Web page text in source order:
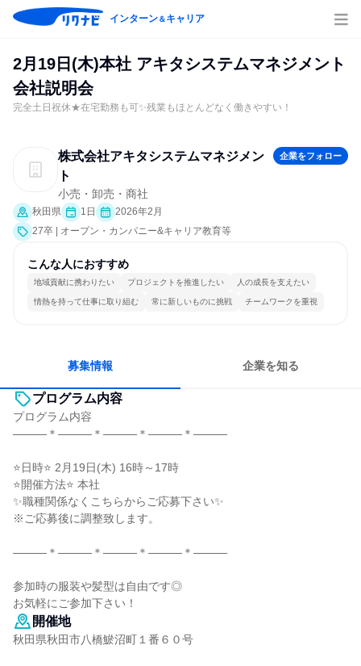
インターン＆キャリア
2月19日(木)本社 アキタシステムマネジメント
会社説明会
完全土日祝休★在宅勤務も可✨残業もほとんどなく働きやすい！
株式会社アキタシステムマネジメン
ト
企業をフォロー
小売・卸売・商社
秋田県 1日
2026年2月
27卒 | オープン・カンパニー&キャリア教育等
こんな人におすすめ
地域貢献に携わりたい プロジェクトを推進したい 人の成長を支えたい
情熱を持って仕事に取り組む 常に新しいものに挑戦 チームワークを重視
募集情報 企業を知る
プログラム内容
プログラム内容
―――＊―――＊―――＊―――＊―――
⭐日時⭐ 2月19日(木) 16時～17時
⭐開催方法⭐ 本社
✨職種関係なくこちらからご応募下さい✨
※ご応募後に調整致します。
―――＊―――＊―――＊―――＊―――
参加時の服装や髪型は自由です◎
お気軽にご参加下さい！
開催地
秋田県秋田市八橋鯲沼町１番６０号